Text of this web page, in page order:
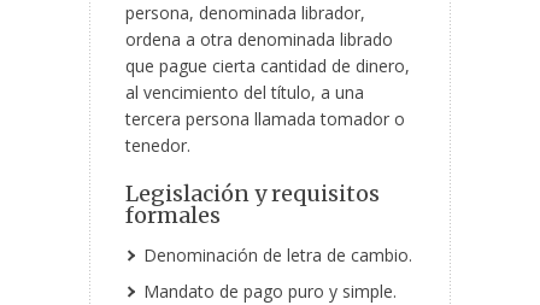
persona, denominada librador,
ordena a otra denominada librado
que pague cierta cantidad de dinero,
al vencimiento del título, a una
tercera persona llamada tomador o
tenedor.
Legislación y requisitos
formales
Denominación de letra de cambio.
Mandato de pago puro y simple.